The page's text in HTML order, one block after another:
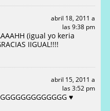
abril 18, 2011 a
las 9:38 pm
(igual yo keria
IIGUAL!!!!
abril 15, 2011 a
las 3:52 pm
♥